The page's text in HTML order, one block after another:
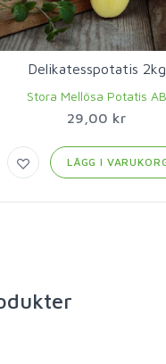
Delikatesspotatis 2kg
Stora Mellösa Potatis AB
29,00 kr
LÄGG I